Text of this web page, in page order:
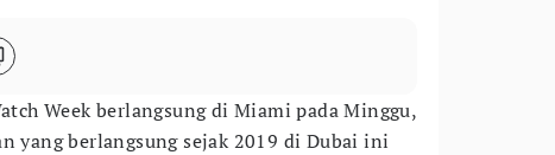
Week berlangsung di Miami pada Minggu,
yang berlangsung sejak 2019 di Dubai ini